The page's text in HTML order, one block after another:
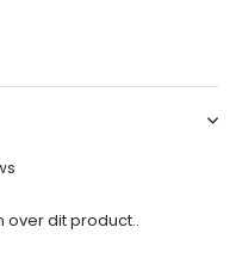
over dit product..